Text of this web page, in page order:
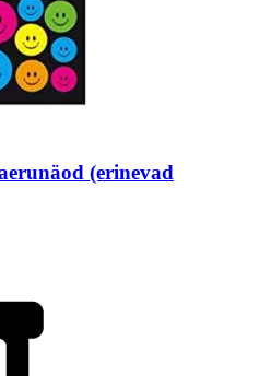
(erinevad